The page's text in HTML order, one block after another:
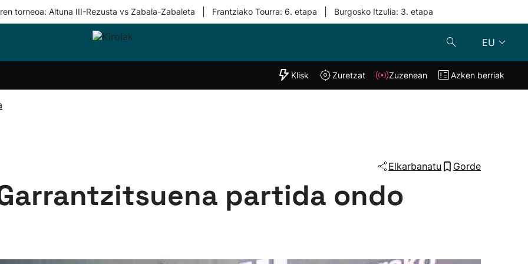
torneoa: Altuna III-Rezusta vs Zabala-Zabaleta Frantziako Tourra: 6. etapa Burgosko Itzulia: 3. etapa
EU
Taldeak
"Helmuga"
Klisk Zuzenean
Klisk Zuretzat Zuzenean Azken berriak
Elkarbanatu Gorde
partida ondo